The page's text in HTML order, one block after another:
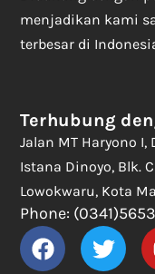
menjadikan kami
terbesar di
Terhubung
Jalan MT Haryono I,
Istana Dinoyo, Blk.
Lowokwaru, Kota
Phone: